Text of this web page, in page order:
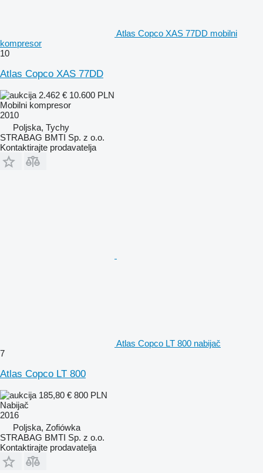
Atlas Copco XAS 77DD mobilni
kompresor
10
Atlas Copco XAS 77DD
2.462 € 10.600 PLN
Mobilni kompresor
2010
Poljska, Tychy
STRABAG BMTI Sp. z o.o.
Kontaktirajte prodavatelja
Atlas Copco LT 800 nabijač
7
Atlas Copco LT 800
185,80 € 800 PLN
Nabijač
2016
Poljska, Zofiówka
STRABAG BMTI Sp. z o.o.
Kontaktirajte prodavatelja